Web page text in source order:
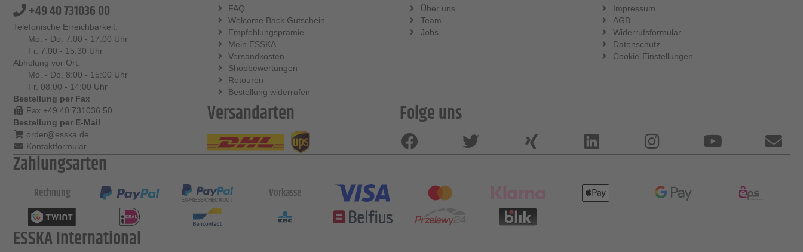
+49 40 731036 00
Telefonische Erreichbarkeit:
Mo. - Do. 7:00 - 17:00 Uhr
Fr. 7:00 - 15:30 Uhr
Abholung vor Ort:
Mo. - Do. 8:00 - 15:00 Uhr
Fr. 08:00 - 14:00 Uhr
Bestellung per Fax
Fax +49 40 731036 50
Bestellung per E-Mail
order@esska.de
Kontaktformular
FAQ
Welcome Back Gutschein
Empfehlungsprämie
Mein ESSKA
Versandkosten
Shopbewertungen
Retouren
Bestellung widerrufen
Über uns
Team
Jobs
Impressum
AGB
Widerrufsformular
Datenschutz
Cookie-Einstellungen
Versandarten
Folge uns
Zahlungsarten
Rechnung Vorkasse
ESSKA International